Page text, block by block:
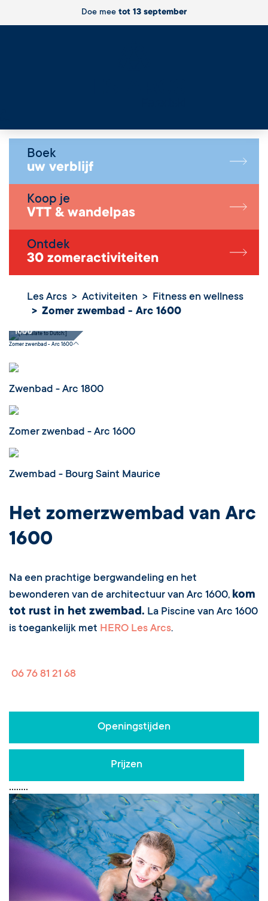
Doe mee tot 13 september
Boek
uw verblijf
Koop je
VTT & wandelpas
Ontdek
30 zomeractiviteiten
Les Arcs Activiteiten
Fitness en wellness
Zomer zwembad - Arc 1600
Zomer
1600
Zomer zwenbad - Arc 1600
Zwenbad - Arc 1800
Zomer zwenbad - Arc 1600
Zwembad - Bourg Saint Maurice
Het zomerzwembad van Arc
1600
Na een prachtige bergwandeling en het
bewonderen van de architectuur van Arc 1600, kom
tot rust in het zwembad. La Piscine van Arc 1600
is toegankelijk met HERO Les Arcs.
06 76 81 21 68
Openingstijden
Prijzen
• • • • • • • •